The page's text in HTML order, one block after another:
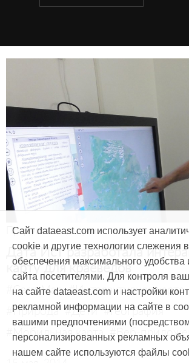
Продукты и услуги
Дата Ист разработала
карту для краеведов
#CarryMap #Интерактивная карта
#Природа #Дети #География
#Мобильная карта #Веб-
Сайт dataeast.com использует
cookie и другие технологии слежения
обеспечения максимального удобства
сайта посетителями. Для контроля
на сайте dataeast.com и настройки
рекламной информации на сайте в
вашими предпочтениями
персонализированных рекламных
нашем сайте используются файлы